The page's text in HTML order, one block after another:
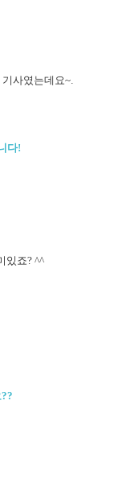
기사였는데요~.
다!
있죠? ^^